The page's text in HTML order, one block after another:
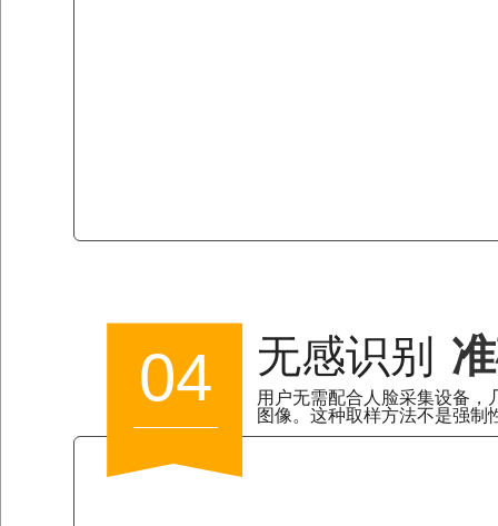
04 无感识别
用户无需配合人脸采集设备，
图像。这种取样方法不是强制